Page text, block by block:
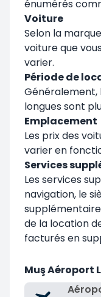
énumérés
Voiture
Selon la
voiture que
varier.
Période de
Généralement,
longues sont
Emplacement
Les prix des
varier en
Services
Les services
navigation, le
de la location
facturés en
Muş Aéroport